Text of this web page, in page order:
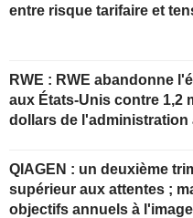
entre risque tarifaire et
RWE : RWE abandonne l'éolien offshore
aux États-Unis contre 1,2
dollars de l'administration
QIAGEN : un deuxième trimestre
supérieur aux attentes ;
objectifs annuels à